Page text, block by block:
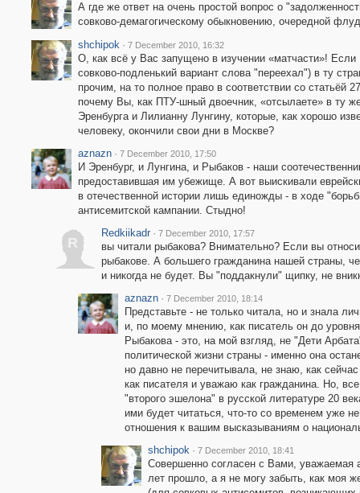
А где же ответ на очень простой вопрос о
совково-демагогическому обыкновению, очередной
shchipok · 7 December 2010, 16:32
О, как всё у Вас запущено в изучении «матчасти»!
совково-подленький вариант слова "переехал") в ту
прочим, на то полное право в соответствии со статьёй
почему Вы, как ПТУ-шный двоечник, «отсылаете» в ту
Эренбурга и Лилианну Лунгину, которые, как хорошо
человеку, окончили свои дни в Москве?
aznazn · 7 December 2010, 17:50
И Эренбург, и Лунгина, и Рыбаков - наши
предоставившая им убежище. А вот выискивали
в отечественной истории лишь единожды - в ходе
антисемитской кампании. Стыдно!
R
Redkiikadr · 7 December 2010, 17:57
вы читали рыбакова? Внимательно? Если вы
рыбакове. А большего гражданина нашей страны,
и никогда не будет. Вы "поддакнули" щипку, не
aznazn · 7 December 2010, 18:14
Представьте - не только читала, но и знала
и, по моему мнению, как писатель он до
Рыбакова - это, на мой взгляд, не "Дети
политической жизни страны - именно она
но давно не перечитывала, не знаю, как
как писателя и уважаю как гражданина. Но,
"второго эшелона" в русской литературе 20
ими будет читаться, что-то со временем уже
отношения к вашим высказываниям о
shchipok · 7 December 2010, 18:41
Совершенно согласен с Вами, уважаемая
лет прошло, а я не могу забыть, как моя